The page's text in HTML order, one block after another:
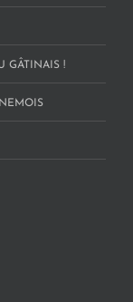
GÂTINAIS !